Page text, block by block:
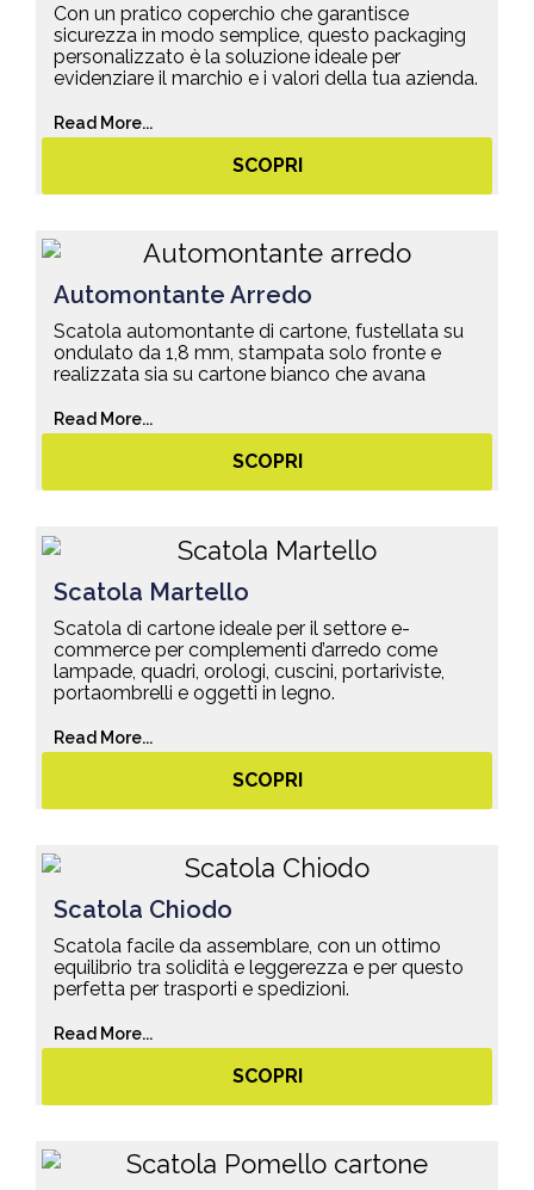
Con un pratico coperchio che garantisce
sicurezza in modo semplice, questo packaging
personalizzato è la soluzione ideale per
evidenziare il marchio e i valori della tua azienda.
Read More...
SCOPRI
Automontante Arredo
Scatola automontante di cartone, fustellata su
ondulato da 1,8 mm, stampata solo fronte e
realizzata sia su cartone bianco che avana
Read More...
SCOPRI
Scatola Martello
Scatola di cartone ideale per il settore e-
commerce per complementi d’arredo come
lampade, quadri, orologi, cuscini, portariviste,
portaombrelli e oggetti in legno.
Read More...
SCOPRI
Scatola Chiodo
Scatola facile da assemblare, con un ottimo
equilibrio tra solidità e leggerezza e per questo
perfetta per trasporti e spedizioni.
Read More...
SCOPRI